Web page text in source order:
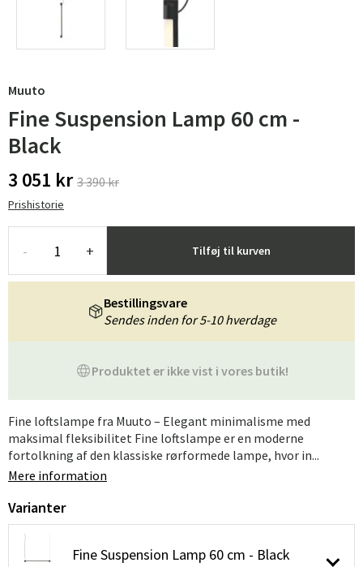
Muuto
Fine Suspension Lamp 60 cm -
Black
3 051 kr 3 390 kr
Prishistorie
- + Tilføj til kurven
Produktet er ikke vist i vores butik!
Bestillingsvare
Sendes inden for 5-10 hverdage
Fine loftslampe fra Muuto – Elegant minimalisme med
maksimal fleksibilitet Fine loftslampe er en moderne
fortolkning af den klassiske rørformede lampe, hvor in...
Mere information
Varianter
Fine Suspension Lamp 60 cm - Black